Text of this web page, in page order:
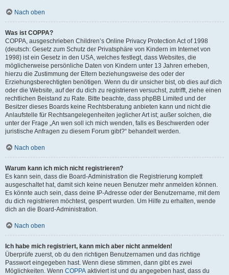
Nach oben
Was ist COPPA?
COPPA, ausgeschrieben Children’s Online Privacy Protection Act of 1998
(deutsch: Gesetz zum Schutz der Privatsphäre von Kindern im Internet von
1998) ist ein Gesetz in den USA, welches festlegt, dass Websites, die
möglicherweise persönliche Daten von Kindern unter 13 Jahren erheben,
hierzu die Zustimmung der Eltern beziehungsweise des oder der
Erziehungsberechtigten benötigen. Wenn du dir unsicher bist, ob dies auf dich
oder die Website, auf der du dich zu registrieren versuchst, zutrifft, ziehe einen
rechtlichen Beistand zu Rate. Bitte beachte, dass phpBB Limited und der
Besitzer dieses Boards keine Rechtsberatung anbieten kann und nicht die
Anlaufstelle für Rechtsangelegenheiten jeglicher Art ist; außer solchen, die
unter der Frage „An wen soll ich mich wenden, falls es Beschwerden oder
juristische Anfragen zu diesem Forum gibt?“ behandelt werden.
Nach oben
Warum kann ich mich nicht registrieren?
Es kann sein, dass die Board-Administration die Registrierung komplett
ausgeschaltet hat, damit sich keine neuen Benutzer mehr anmelden können.
Es könnte auch sein, dass deine IP-Adresse oder der Benutzername, mit dem
du dich registrieren möchtest, gesperrt wurden. Um Hilfe zu erhalten, wende
dich an die Board-Administration.
Nach oben
Ich habe mich registriert, kann mich aber nicht anmelden!
Überprüfe zuerst, ob du den richtigen Benutzernamen und das richtige
Passwort eingegeben hast. Wenn diese stimmen, dann gibt es zwei
Möglichkeiten. Wenn COPPA aktiviert ist und du angegeben hast, dass du